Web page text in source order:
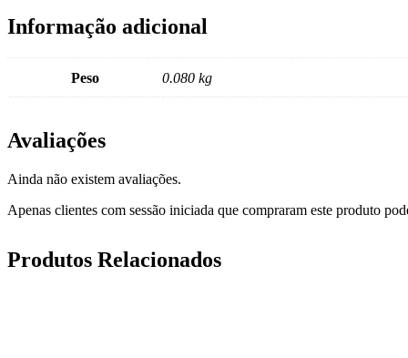
Informação adicional
Peso 0.080 kg
Avaliações
Ainda não existem avaliações.
Apenas clientes com sessão iniciada que compraram este produto
Produtos Relacionados